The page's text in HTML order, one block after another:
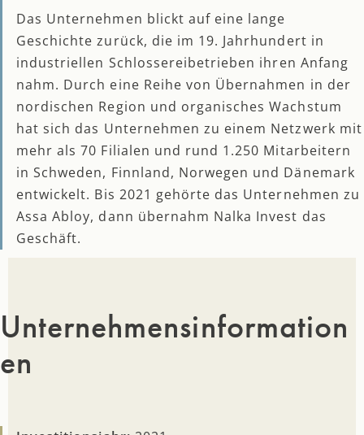
Das Unternehmen blickt auf eine lange
Geschichte zurück, die im 19. Jahrhundert in
industriellen Schlossereibetrieben ihren Anfang
nahm. Durch eine Reihe von Übernahmen in der
nordischen Region und organisches Wachstum
hat sich das Unternehmen zu einem Netzwerk mit
mehr als 70 Filialen und rund 1.250 Mitarbeitern
in Schweden, Finnland, Norwegen und Dänemark
entwickelt. Bis 2021 gehörte das Unternehmen zu
Assa Abloy, dann übernahm Nalka Invest das
Geschäft.
Unternehmensinformation
en